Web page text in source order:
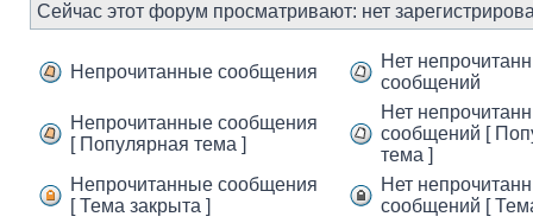
Сейчас этот форум просматривают: нет
Непрочитанные сообщения
Нет
сообщений
Непрочитанные сообщения
[ Популярная тема ]
Нет
сообщений [
тема ]
Непрочитанные сообщения
[ Тема закрыта ]
Нет
сообщений [